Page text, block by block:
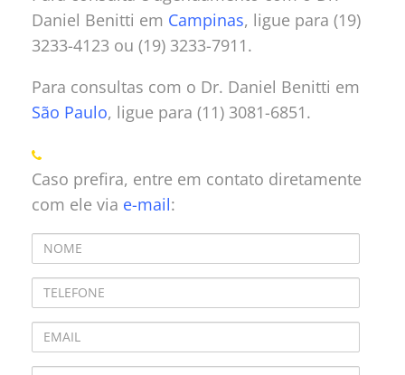
Daniel Benitti em Campinas, ligue para (19)
3233-4123 ou (19) 3233-7911.
Para consultas com o Dr. Daniel Benitti em
São Paulo, ligue para (11) 3081-6851.
Caso prefira, entre em contato diretamente
com ele via e-mail: